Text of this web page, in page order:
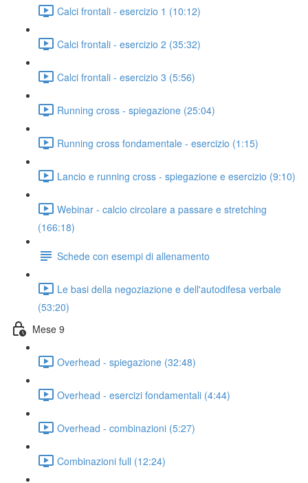
Calci frontali - esercizio 1 (10:12)
Calci frontali - esercizio 2 (35:32)
Calci frontali - esercizio 3 (5:56)
Running cross - spiegazione (25:04)
Running cross fondamentale - esercizio (1:15)
Lancio e running cross - spiegazione e esercizio (9:10)
Webinar - calcio circolare a passare e stretching
(166:18)
Schede con esempi di allenamento
Le basi della negoziazione e dell'autodifesa verbale
(53:20)
Mese 9
Overhead - spiegazione (32:48)
Overhead - esercizi fondamentali (4:44)
Overhead - combinazioni (5:27)
Combinazioni full (12:24)